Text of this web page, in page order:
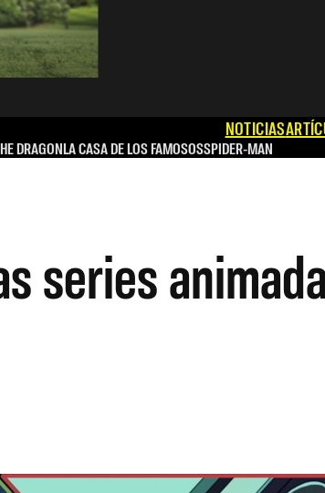
NOTICIAS
DRAGONLA CASA DE LOS FAMOSOSSPIDER-MAN
series